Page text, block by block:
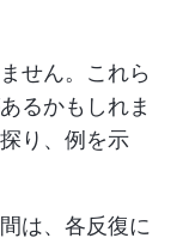
せん。これら
るかもしれま
り、例を示
は、各反復に